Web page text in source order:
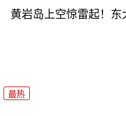
黄岩岛上空惊雷起！
最热